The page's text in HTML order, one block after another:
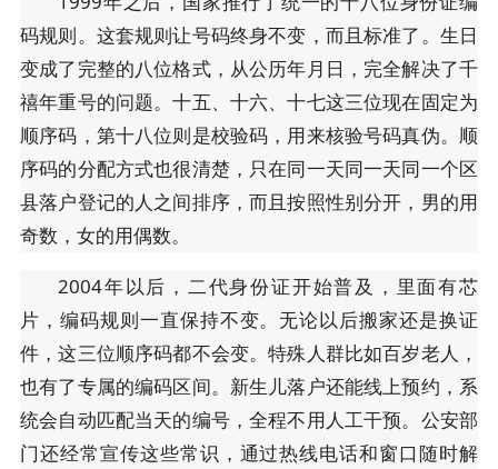
码规则。这套规则让号码终身不变，而且标准了。生日
变成了完整的八位格式，从公历年月日，完全解决了千
禧年重号的问题。十五、十六、十七这三位现在固定为
顺序码，第十八位则是校验码，用来核验号码真伪。顺
序码的分配方式也很清楚，只在同一天同一天同一个区
县落户登记的人之间排序，而且按照性别分开，男的用
奇数，女的用偶数。
2004年以后，二代身份证开始普及，里面有芯
片，编码规则一直保持不变。无论以后搬家还是换证
件，这三位顺序码都不会变。特殊人群比如百岁老人，
也有了专属的编码区间。新生儿落户还能线上预约，系
统会自动匹配当天的编号，全程不用人工干预。公安部
门还经常宣传这些常识，通过热线电话和窗口随时解